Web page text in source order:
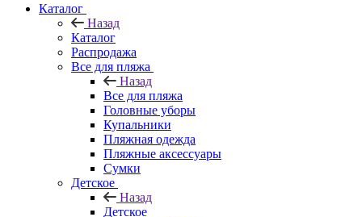
Каталог
Назад
Каталог
Распродажа
Все для пляжа
Назад
Все для пляжа
Головные уборы
Купальники
Пляжная одежда
Пляжные аксессуары
Сумки
Детское
Назад
Детское